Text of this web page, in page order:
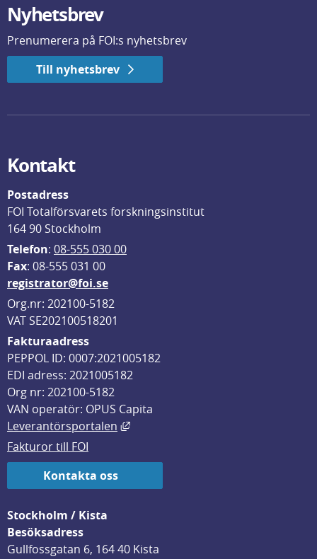
Nyhetsbrev
Prenumerera på FOI:s nyhetsbrev
Till nyhetsbrev
Kontakt
Postadress
FOI Totalförsvarets forskningsinstitut
164 90 Stockholm
Telefon: 08-555 030 00
Fax: 08-555 031 00
registrator@foi.se
Org.nr: 202100-5182
VAT SE202100518201
Fakturaadress
PEPPOL ID: 0007:2021005182
EDI adress: 2021005182
Org nr: 202100-5182
VAN operatör: OPUS Capita
Leverantörsportalen
Länk till annan webbplats, öppnas
Fakturor till FOI
Kontakta oss
Stockholm / Kista
Besöksadress
Gullfossgatan 6, 164 40 Kista